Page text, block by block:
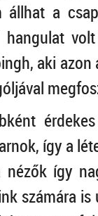
állhat a
hangulat
aki
így a
így
számára